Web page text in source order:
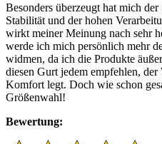
Besonders überzeugt hat mich
Stabilität und der hohen
wirkt meiner Meinung nach sehr
werde ich mich persönlich mehr
widmen, da ich die Produkte
diesen Gurt jedem empfehlen,
Komfort legt. Doch wie schon
Größenwahl!
Bewertung: